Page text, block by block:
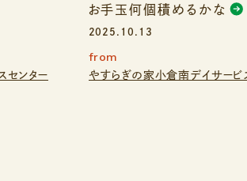
センター
お手玉何個積めるかな
2025.10.13
from
やすらぎの家小倉南デイサービ